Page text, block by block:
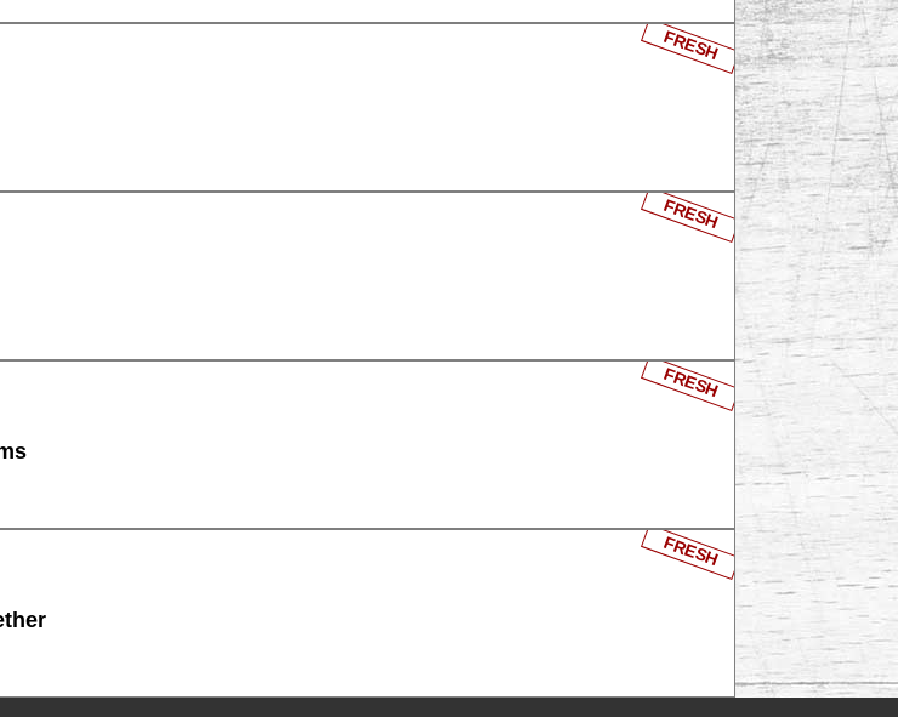
FRESH
FRESH
FRESH
FRESH